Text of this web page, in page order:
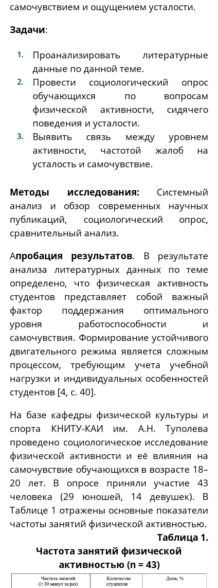
самочувствием и ощущением усталости.
Задачи:
Проанализировать литературные
данные по данной теме.
Провести социологический опрос
обучающихся по вопросам
физической активности, сидячего
поведения и усталости.
Выявить связь между уровнем
активности, частотой жалоб на
усталость и самочувствие.
Методы исследования:Системный
анализ и обзор современных научных
публикаций, социологический опрос,
сравнительный анализ.
Апробация результатов. В результате
анализа литературных данных по теме
определено, что физическая активность
студентов представляет собой важный
фактор поддержания оптимального
уровня работоспособности и
самочувствия. Формирование устойчивого
двигательного режима является сложным
процессом, требующим учета учебной
нагрузки и индивидуальных особенностей
студентов [4, с. 40].
На базе кафедры физической культуры и
спорта КНИТУ-КАИ им. А.Н. Туполева
проведено социологическое исследование
физической активности и её влияния на
самочувствие обучающихся в возрасте 18–
20 лет. В опросе приняли участие 43
человека (29 юношей, 14 девушек). В
Таблице 1 отражены основные показатели
частоты занятий физической активностью.
Таблица 1.
Частота занятий физической
активностью (n = 43)